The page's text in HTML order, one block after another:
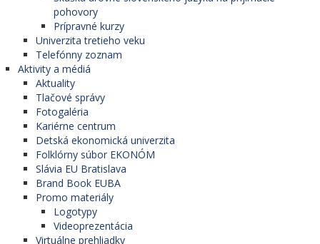
pohovory
Prípravné kurzy
Univerzita tretieho veku
Telefónny zoznam
Aktivity a médiá
Aktuality
Tlačové správy
Fotogaléria
Kariérne centrum
Detská ekonomická univerzita
Folklórny súbor EKONÓM
Slávia EU Bratislava
Brand Book EUBA
Promo materiály
Logotypy
Videoprezentácia
Virtuálne prehliadky